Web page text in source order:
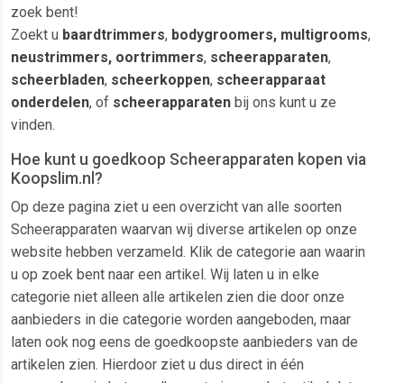
zoek bent!
Zoekt u baardtrimmers, bodygroomers, multigrooms,
neustrimmers, oortrimmers, scheerapparaten,
scheerbladen, scheerkoppen, scheerapparaat
onderdelen, of scheerapparaten bij ons kunt u ze
vinden.
Hoe kunt u goedkoop Scheerapparaten kopen via
Koopslim.nl?
Op deze pagina ziet u een overzicht van alle soorten
Scheerapparaten waarvan wij diverse artikelen op onze
website hebben verzameld. Klik de categorie aan waarin
u op zoek bent naar een artikel. Wij laten u in elke
categorie niet alleen alle artikelen zien die door onze
aanbieders in die categorie worden aangeboden, maar
laten ook nog eens de goedkoopste aanbieders van de
artikelen zien. Hierdoor ziet u dus direct in één